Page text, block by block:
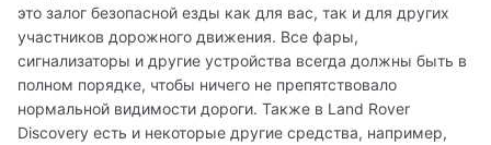
это залог безопасной езды как для вас, так и для других
участников дорожного движения. Все фары,
сигнализаторы и другие устройства всегда должны быть в
полном порядке, чтобы ничего не препятствовало
нормальной видимости дороги. Также в Land Rover
Discovery есть и некоторые другие средства, например,